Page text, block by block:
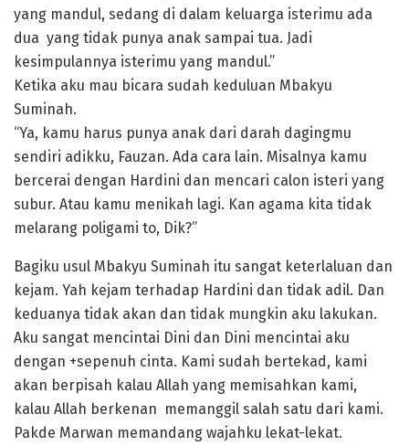
yang mandul, sedang di dalam keluarga isterimu ada
dua yang tidak punya anak sampai tua. Jadi
kesimpulannya isterimu yang mandul.”
Ketika aku mau bicara sudah keduluan Mbakyu
Suminah.
“Ya, kamu harus punya anak dari darah dagingmu
sendiri adikku, Fauzan. Ada cara lain. Misalnya kamu
bercerai dengan Hardini dan mencari calon isteri yang
subur. Atau kamu menikah lagi. Kan agama kita tidak
melarang poligami to, Dik?”
Bagiku usul Mbakyu Suminah itu sangat keterlaluan dan
kejam. Yah kejam terhadap Hardini dan tidak adil. Dan
keduanya tidak akan dan tidak mungkin aku lakukan.
Aku sangat mencintai Dini dan Dini mencintai aku
dengan +sepenuh cinta. Kami sudah bertekad, kami
akan berpisah kalau Allah yang memisahkan kami,
kalau Allah berkenan memanggil salah satu dari kami.
Pakde Marwan memandang wajahku lekat-lekat.